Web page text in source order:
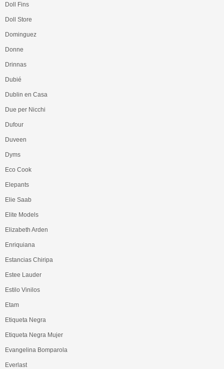
Doll Fins
Doll Store
Dominguez
Donne
Drinnas
Dubié
Dublin en Casa
Due per Nicchi
Dufour
Duveen
Dyms
Eco Cook
Elepants
Elie Saab
Elite Models
Elizabeth Arden
Enriquiana
Estancias Chiripa
Estee Lauder
Estilo Vinilos
Etam
Etiqueta Negra
Etiqueta Negra Mujer
Evangelina Bomparola
Everlast